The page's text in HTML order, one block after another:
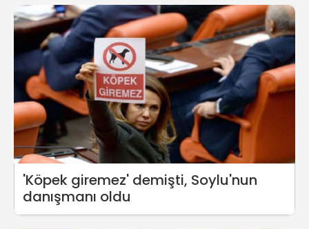
'Köpek giremez' demişti, Soylu'nun
danışmanı oldu